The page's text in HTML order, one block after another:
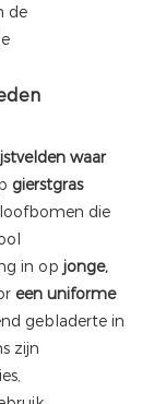
de
waar
gierstgras
die
in op jonge,
een uniforme
gebladerte in
zijn